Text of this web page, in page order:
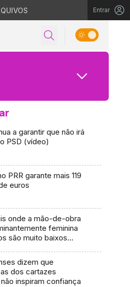
Entrar
a garantir que não irá
PSD (vídeo)
PRR garante mais 119
euros
onde a mão-de-obra
feminina
são muito baixos
dizem que
dos cartazes
inspiram confiança